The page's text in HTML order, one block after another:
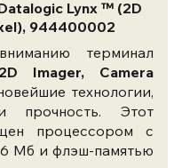
Lynx ™ (2D
944400002
терминал
Imager, Camera
технологии,
прочность. Этот
процессором с
Мб и флэш-памятью